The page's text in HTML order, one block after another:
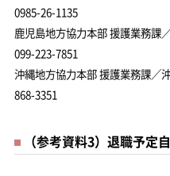
0985-26-1135
鹿児島地方協力本部 援護業務課
099-223-7851
沖縄地方協力本部 援護業務課／
868-3351
（参考資料3）退職予定